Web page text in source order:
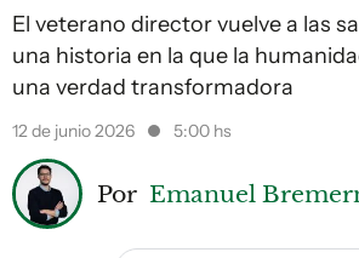
El veterano director vuelve a las
una historia en la que la
una verdad transformadora
12 de junio 2026 5:00 hs
Por Emanuel